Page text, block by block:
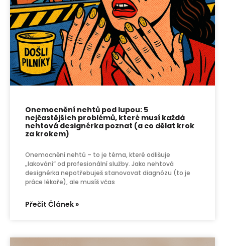
Onemocnění nehtů pod lupou: 5
nejčastějších problémů, které musí každá
nehtová designérka poznat (a co dělat krok
za krokem)
Onemocnění nehtů – to je téma, které odlišuje
„lakování“ od profesionální služby. Jako nehtová
designérka nepotřebuješ stanovovat diagnózu (to je
práce lékaře), ale musíš včas
Přečít Článek »